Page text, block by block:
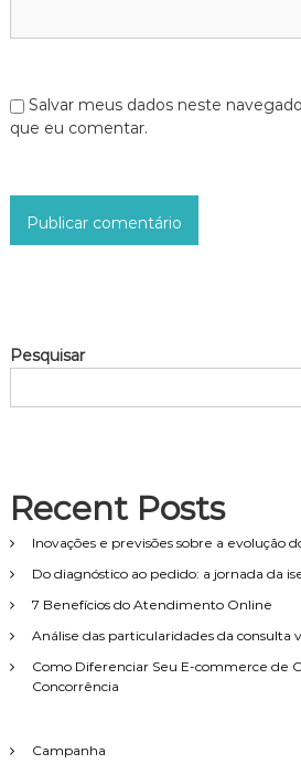
Salvar meus dados neste
que eu comentar.
Pesquisar
Recent Posts
Inovações e previsões sobre a evolução
Do diagnóstico ao pedido: a jornada da
7 Benefícios do Atendimento Online
Análise das particularidades da consulta
Como Diferenciar Seu E-commerce de
Concorrência
Campanha